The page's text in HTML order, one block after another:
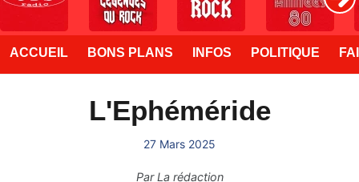
ACCUEIL BONS PLANS INFOS POLITIQUE
L'Ephéméride
27 Mars 2025
ParLa rédaction